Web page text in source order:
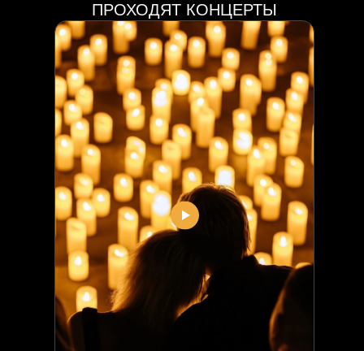
ПРОХОДЯТ КОНЦЕРТЫ
В ИДЕАЛЬНЫЙ ПРАЗДНИЧНЫЙ ВЕЧЕР
ВКЛЮЧЕНО ВСЁ
Авторские фотозоны Lumisfera
в романтичном стиле
Профессиональные фотографии
через неделю после концерта
Конферанс для нежного погружения
в музыку
Приветливый персонал, чтобы
вы чувствовали себя почётным гостем
Сюрпризы, приготовленные